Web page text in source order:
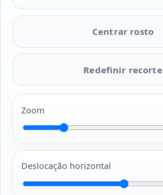
Centrar rosto
Redefinir recorte
Zoom
Deslocação horizontal